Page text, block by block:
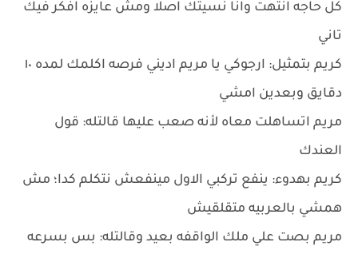
كل حاجه انتهت وانا نسيتك اصلا ومش عايزه افكر فيك
تاني
كريم بتمثيل: ارجوكي يا مريم اديني فرصه اكلمك لمده ١٠
دقايق وبعدين امشي
مريم اتساهلت معاه لأنه صعب عليها قالتله: قول
العندك
كريم بهدوء: ينفع تركبي الاول مينفعش نتكلم كدا؛ مش
همشي بالعربيه متقلقيش
مريم بصت علي ملك الواقفه بعيد وقالتله: بس بسرعه